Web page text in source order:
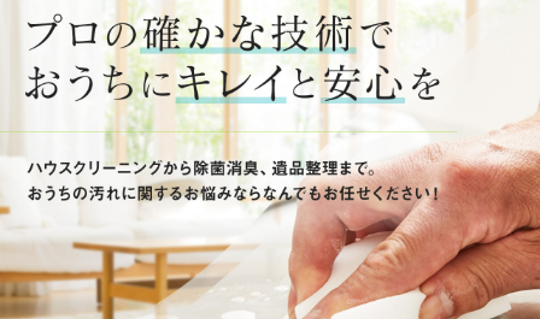
2020/09/02
シュロの木HPはじめました！